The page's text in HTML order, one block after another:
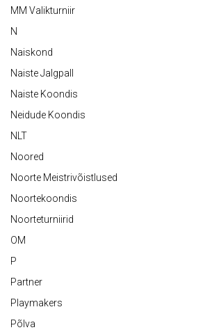
MM Valikturniir
N
Naiskond
Naiste Jalgpall
Naiste Koondis
Neidude Koondis
NLT
Noored
Noorte Meistrivõistlused
Noortekoondis
Noorteturniirid
OM
P
Partner
Playmakers
Põlva